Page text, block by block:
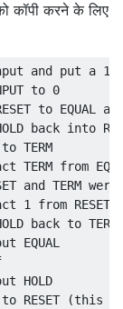
कॉपी करने के लिए
and put a 1 in
to 0
to EQUAL
back into
TERM
TERM from
and TERM were
1 from RESET
back to TERM
EQUAL
HOLD
RESET (this